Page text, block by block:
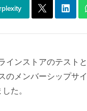
インストアのテスト
のメンバーシップサ
た。